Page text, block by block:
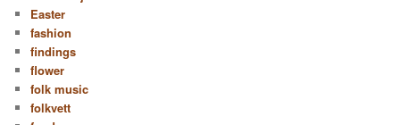
Easter
fashion
findings
flower
folk music
folkvett